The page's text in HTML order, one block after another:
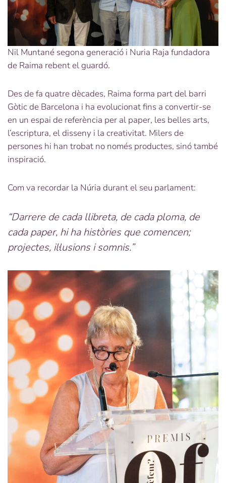
Nil Muntané segona generació i Nuria Raja fundadora
de Raima rebent el guardó.
Des de fa quatre dècades, Raima forma part del barri
Gòtic de Barcelona i ha evolucionat fins a convertir-se
en un espai de referència per al paper, les belles arts,
l’escriptura, el disseny i la creativitat. Milers de
persones hi han trobat no només productes, sinó també
inspiració.
Com va recordar la Núria durant el seu parlament:
“Darrere de cada llibreta, de cada ploma, de
cada paper, hi ha històries que comencen;
projectes, il·lusions i somnis.”